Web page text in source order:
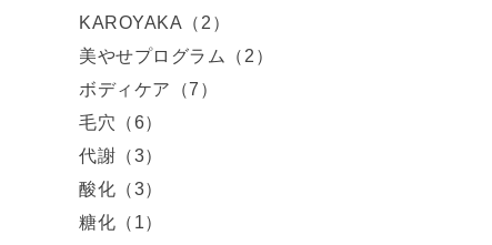
KAROYAKA（2）
美やせプログラム（2）
ボディケア（7）
毛穴（6）
代謝（3）
酸化（3）
糖化（1）